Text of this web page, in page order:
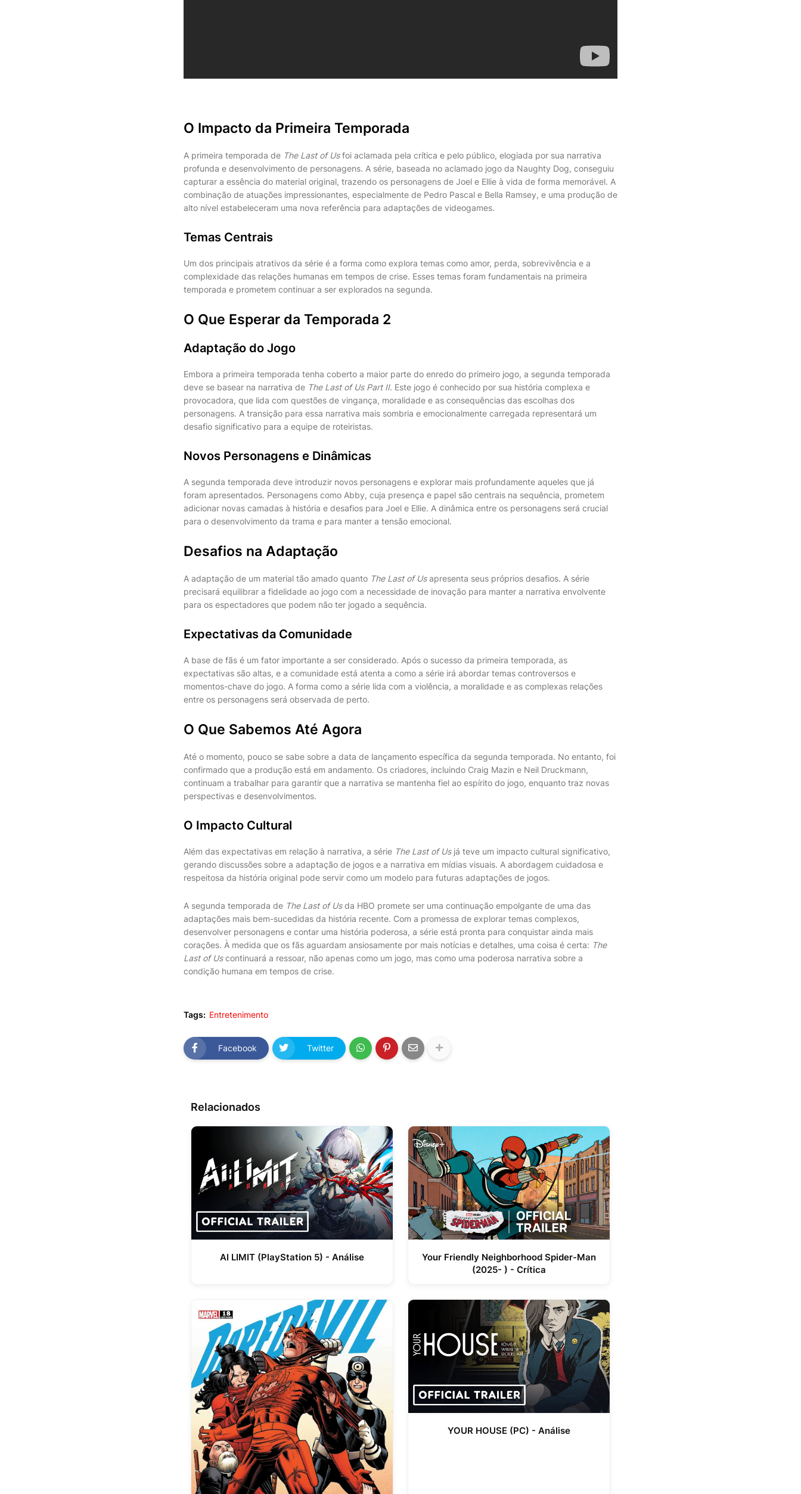
O Impacto da Primeira Temporada
A primeira temporada de The Last of Usfoi aclamada pela crítica e pelo público, elogiada por sua narrativa
profunda e desenvolvimento de personagens. A série, baseada no aclamado jogo da Naughty Dog, conseguiu
capturar a essência do material original, trazendo os personagens de Joel e Ellie à vida de forma memorável. A
combinação de atuações impressionantes, especialmente de Pedro Pascal e Bella Ramsey, e uma produção de
alto nível estabeleceram uma nova referência para adaptações de videogames.
Temas Centrais
Um dos principais atrativos da série é a forma como explora temas como amor, perda, sobrevivência e a
complexidade das relações humanas em tempos de crise. Esses temas foram fundamentais na primeira
temporada e prometem continuar a ser explorados na segunda.
O Que Esperar da Temporada 2
Adaptação do Jogo
Embora a primeira temporada tenha coberto a maior parte do enredo do primeiro jogo, a segunda temporada
deve se basear na narrativa de The Last of Us Part II. Este jogo é conhecido por sua história complexa e
provocadora, que lida com questões de vingança, moralidade e as consequências das escolhas dos
personagens. A transição para essa narrativa mais sombria e emocionalmente carregada representará um
desafio significativo para a equipe de roteiristas.
Novos Personagens e Dinâmicas
A segunda temporada deve introduzir novos personagens e explorar mais profundamente aqueles que já
foram apresentados. Personagens como Abby, cuja presença e papel são centrais na sequência, prometem
adicionar novas camadas à história e desafios para Joel e Ellie. A dinâmica entre os personagens será crucial
para o desenvolvimento da trama e para manter a tensão emocional.
Desafios na Adaptação
A adaptação de um material tão amado quanto The Last of Usapresenta seus próprios desafios. A série
precisará equilibrar a fidelidade ao jogo com a necessidade de inovação para manter a narrativa envolvente
para os espectadores que podem não ter jogado a sequência.
Expectativas da Comunidade
A base de fãs é um fator importante a ser considerado. Após o sucesso da primeira temporada, as
expectativas são altas, e a comunidade está atenta a como a série irá abordar temas controversos e
momentos-chave do jogo. A forma como a série lida com a violência, a moralidade e as complexas relações
entre os personagens será observada de perto.
O Que Sabemos Até Agora
Até o momento, pouco se sabe sobre a data de lançamento específica da segunda temporada. No entanto, foi
confirmado que a produção está em andamento. Os criadores, incluindo Craig Mazin e Neil Druckmann,
continuam a trabalhar para garantir que a narrativa se mantenha fiel ao espírito do jogo, enquanto traz novas
perspectivas e desenvolvimentos.
O Impacto Cultural
Além das expectativas em relação à narrativa, a série The Last of Usjá teve um impacto cultural significativo,
gerando discussões sobre a adaptação de jogos e a narrativa em mídias visuais. A abordagem cuidadosa e
respeitosa da história original pode servir como um modelo para futuras adaptações de jogos.
A segunda temporada de The Last of Usda HBO promete ser uma continuação empolgante de uma das
adaptações mais bem-sucedidas da história recente. Com a promessa de explorar temas complexos,
desenvolver personagens e contar uma história poderosa, a série está pronta para conquistar ainda mais
corações. À medida que os fãs aguardam ansiosamente por mais notícias e detalhes, uma coisa é certa: The
Last of Uscontinuará a ressoar, não apenas como um jogo, mas como uma poderosa narrativa sobre a
condição humana em tempos de crise.
Tags: Entretenimento
Facebook Twitter
Relacionados
AI LIMIT (PlayStation 5) - Análise
Your Friendly Neighborhood Spider-Man
(2025- ) - Crítica
YOUR HOUSE (PC) - Análise